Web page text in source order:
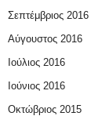
Σεπτέμβριος 2016
Αύγουστος 2016
Ιούλιος 2016
Ιούνιος 2016
Οκτώβριος 2015